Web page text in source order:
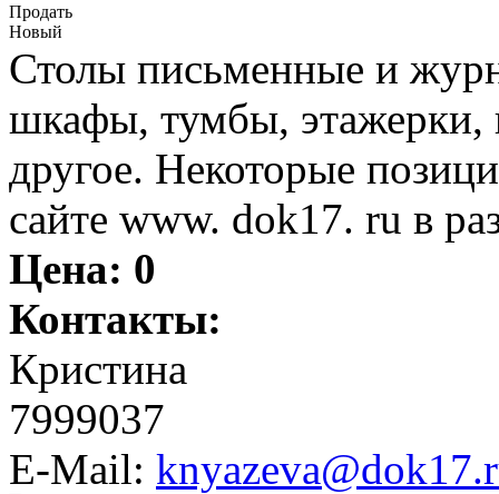
Продать
Новый
Столы письменные и
шкафы, тумбы, этажерки,
другое. Некоторые
сайте www. dok17. ru в
Цена: 0
Контакты:
Кристина
7999037
E-Mail: